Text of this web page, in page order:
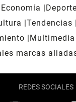
Economía
Tendencias
Multimedia
marcas
REDES SOCIALES